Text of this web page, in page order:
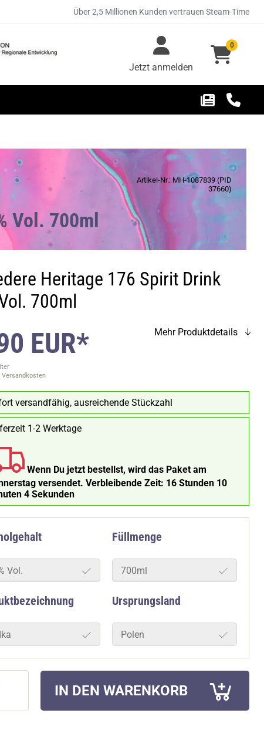
Über 2,5 Millionen Kunden vertrauen Steam-Time
Jetzt anmelden
0
Artikel-Nr.: MH-1087839 (PID
37660)
Vol. 700ml
Heritage 176 Spirit Drink
700ml
EUR*
Versandkosten
Mehr Produktdetails
versandfähig, ausreichende Stückzahl
1-2 Werktage
Wenn Du jetzt bestellst, wird das Paket am
versendet. Verbleibende Zeit: 16 Stunden 10
3 Sekunden
Vol.
Füllmenge
700ml
Ursprungsland
Polen
IN DEN WARENKORB